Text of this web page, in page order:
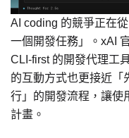
AI coding 的競爭正在
一個開發任務」。xAI
CLI-first 的開發代理工
的互動方式也更接近「
行」的開發流程，讓使
計畫。